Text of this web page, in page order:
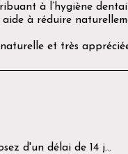
à l’hygiène
à réduire
et très
d'hygiène et de sécurité, les produits ouverts, utilisés ou personnalisés ne peuvent être ni repris ni remboursés. Avant tout retour, merci de nous contacter par e-mail ou via notre formulaire de contact afin d'obtenir les modalités de retour. Les frais de retour restent à la charge du client, sauf en cas d'erreur de préparation ou de produit défectueux. La Boutique du Goussatié vous remercie de votre confiance. 🌿🐾